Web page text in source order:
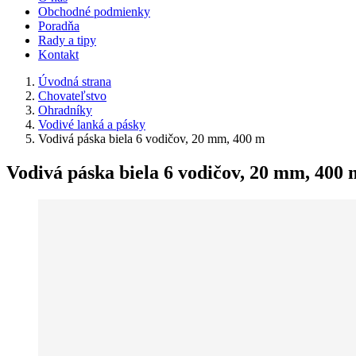
Obchodné podmienky
Poradňa
Rady a tipy
Kontakt
Úvodná strana
Chovateľstvo
Ohradníky
Vodivé lanká a pásky
Vodivá páska biela 6 vodičov, 20 mm, 400 m
Vodivá páska biela 6 vodičov, 20 mm, 400